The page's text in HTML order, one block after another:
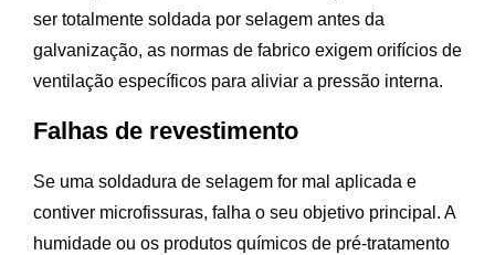
ser totalmente soldada por selagem antes da
galvanização, as normas de fabrico exigem orifícios de
ventilação específicos para aliviar a pressão interna.
Falhas de revestimento
Se uma soldadura de selagem for mal aplicada e
contiver microfissuras, falha o seu objetivo principal. A
humidade ou os produtos químicos de pré-tratamento